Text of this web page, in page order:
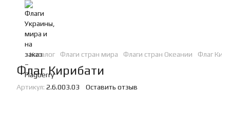
Каталог Флаги стран мира Флаги стран Океании Флаг
Флаг Кирибати
Артикул: 2.6.003.03 Оставить отзыв